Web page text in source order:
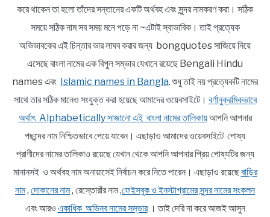
করে থাকেন তা হলো তাঁদের সন্তানের একটি অর্থবহ এবং সুন্দর নামকরণ করা। সঠিক
সময়ে সঠিক নাম সব সময় মনে পড়ে না ~এটাই স্বাভাবিক। তাই প্রত্যেক
অভিভাবকের এই চিন্তার ভার লাঘব করার জন্য bongquotes সাজিয়ে নিয়ে
এসেছে বাংলা নামের এক বিপুল সম্ভার যেখানে রয়েছে Bengali Hindu
names এবং Islamic names in Bangla. শুধু তাই নয় প্রত্যেকটি নামের
সাথে তার সঠিক মানেও সংযুক্ত করা হয়েছে আমাদের ওয়েবসাইটে। বর্ণানুক্রমিকভাবে
অর্থাৎ Alphabetically সাজানো এই বাংলা নামের তালিকায়আপনি আপনার
পছন্দের নাম নিশ্চিতভাবে পেয়ে যাবেন। এছাড়াও আমাদের ওয়েবসাইটে পোষ্য
প্রাণীদের নামের তালিকাও রয়েছে যেখান থেকে আপনি আপনার প্রিয় পোষ্যটির জন্য
মানানসই ও অর্থবহ নাম অনায়াসেই নির্বাচন করে নিতে পারেন। এছাড়াও রয়েছেবাড়ির
নাম, দোকানের নাম, রেস্তোরাঁর নাম ,ফেইসবুক ও ইনস্টাগ্রামের সুন্দর নামের সংকলন
এবং আরও একাধিক অভিনব নামের সম্ভার। তাই দেরি না করে আজই আসুন